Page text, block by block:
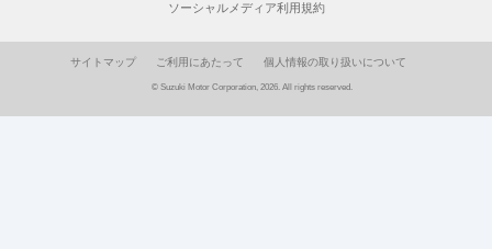
ソーシャルメディア利用規約
サイトマップ ご利用にあたって 個人情報の取り扱いについて
© Suzuki Motor Corporation, 2026. All rights reserved.